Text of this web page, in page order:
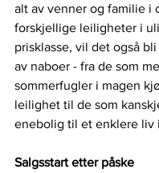
alt av venner og familie i
forskjellige leiligheter i
prisklasse, vil det også
av naboer - fra de som
sommerfugler i magen
leilighet til de som
enebolig til et enklere liv
Salgsstart etter påske